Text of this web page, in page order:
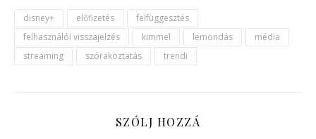
disney+ előfizetés
felfüggesztés
felhasználói visszajelzés
kimmel lemondás
média
streaming
szórakoztatás trendi
SZÓLJ HOZZÁ